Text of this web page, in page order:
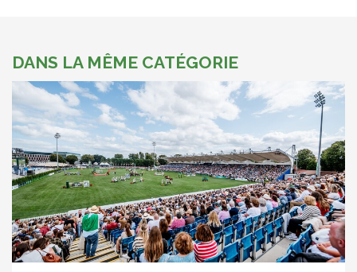
DANS LA MÊME CATÉGORIE